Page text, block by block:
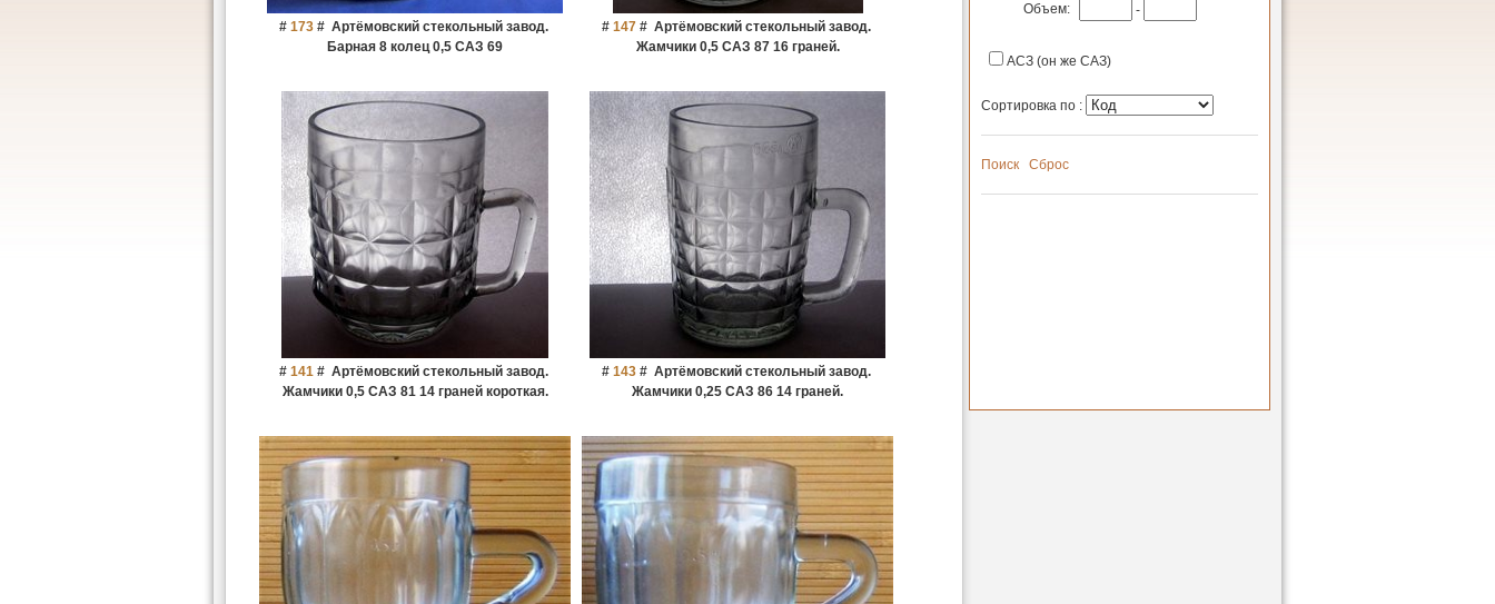
# 173# Артёмовский стекольный завод.
Барная 8 колец 0,5 САЗ 69
# 147# Артёмовский стекольный завод.
Жамчики 0,5 САЗ 87 16 граней.
# 141# Артёмовский стекольный завод.
Жамчики 0,5 САЗ 81 14 граней короткая.
# 143# Артёмовский стекольный завод.
Жамчики 0,25 САЗ 86 14 граней.
Объем:
-
АСЗ (он же САЗ)
Сортировка по :
Поиск Сброс